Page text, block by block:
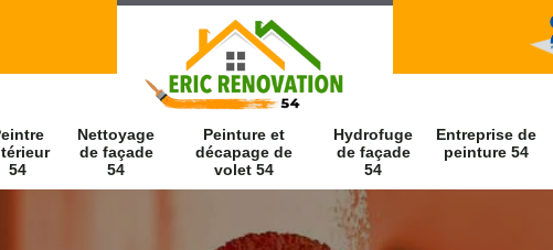
54
Nettoyage
de façade
54
Peinture et
décapage de
volet 54
Hydrofuge
de façade
54
Entreprise de
peinture 54